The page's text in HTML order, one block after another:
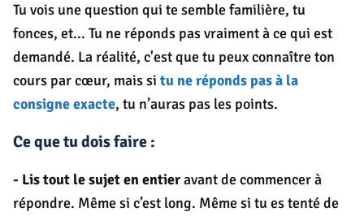
Tu vois une question qui te semble familière, tu
fonces, et... Tu ne réponds pas vraiment à ce qui est
demandé. La réalité, c'est que tu peux connaître ton
cours par cœur, mais si tu ne réponds pas à la
consigne exacte, tu n’auras pas les points.
Ce que tu dois faire :
- Lis tout le sujet en entieravant de commencer à
répondre. Même si c’est long. Même si tu es tenté de